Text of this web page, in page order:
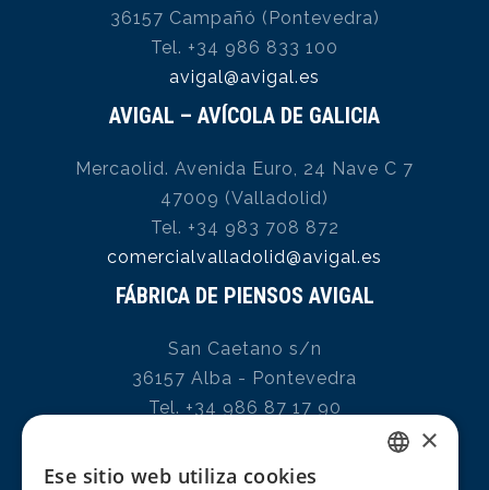
36157 Campañó (Pontevedra)
Tel. +34 986 833 100
avigal@avigal.es
AVIGAL – AVÍCOLA DE GALICIA
Mercaolid. Avenida Euro, 24 Nave C 7
47009 (Valladolid)
Tel. +34 983 708 872
comercialvalladolid@avigal.es
FÁBRICA DE PIENSOS AVIGAL
San Caetano s/n
36157 Alba - Pontevedra
Tel. +34 986 87 17 90
×
Ese sitio web utiliza cookies